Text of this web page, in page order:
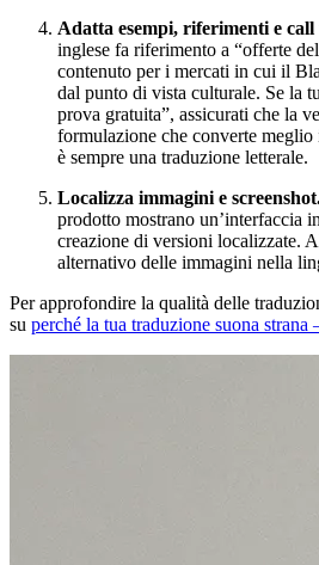
Adatta esempi, riferimenti e call
inglese fa riferimento a “offerte
contenuto per i mercati in cui il
dal punto di vista culturale. Se la
prova gratuita”, assicurati che la
formulazione che converte
è sempre una traduzione letterale.
Localizza immagini e
prodotto mostrano un’interfaccia
creazione di versioni localizzate.
alternativo delle immagini nella
Per approfondire la qualità delle
su perché la tua traduzione suona